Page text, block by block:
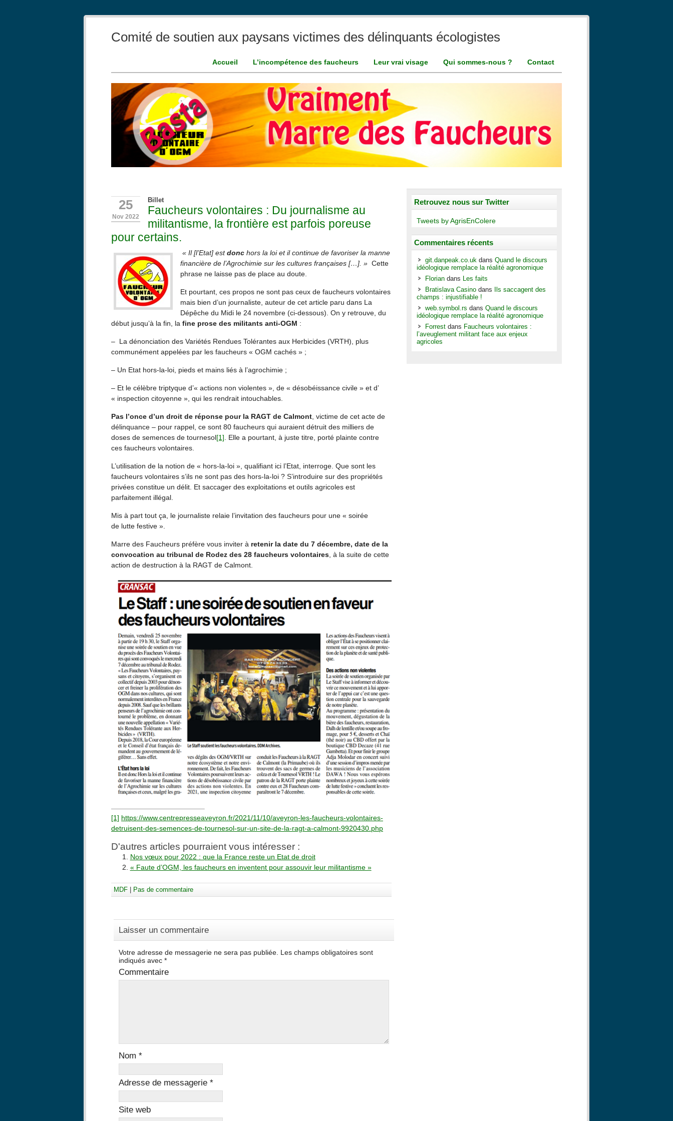
Comité de soutien aux paysans victimes des délinquants écologistes
Accueil L’incompétence des faucheurs Leur vrai visage Qui sommes-nous ? Contact
25
Nov 2022
Billet
Faucheurs volontaires : Du journalisme au
militantisme, la frontière est parfois poreuse
pour certains.
« Il [l’Etat] estdonc hors la loi et il continue de favoriser la manne
financière de l’Agrochimie sur les cultures françaises […]. » Cette
phrase ne laisse pas de place au doute.
Et pourtant, ces propos ne sont pas ceux de faucheurs volontaires
mais bien d’un journaliste, auteur de cet article paru dans La
Dépêche du Midi le 24 novembre (ci-dessous). On y retrouve, du
début jusqu’à la fin, la fine prose des militants anti-OGM :
– La dénonciation des Variétés Rendues Tolérantes aux Herbicides (VRTH), plus
communément appelées par les faucheurs « OGM cachés » ;
– Un Etat hors-la-loi, pieds et mains liés à l’agrochimie ;
– Et le célèbre triptyque d’« actions non violentes », de « désobéissance civile » et d’
« inspection citoyenne », qui les rendrait intouchables.
Pas l’once d’un droit de réponse pour la RAGT de Calmont , victime de cet acte de
délinquance – pour rappel, ce sont 80 faucheurs qui auraient détruit des milliers de
doses de semences de tournesol[1] . Elle a pourtant, à juste titre, porté plainte contre
ces faucheurs volontaires.
L’utilisation de la notion de « hors-la-loi », qualifiant ici l’Etat, interroge. Que sont les
faucheurs volontaires s’ils ne sont pas des hors-la-loi ? S’introduire sur des propriétés
privées constitue un délit. Et saccager des exploitations et outils agricoles est
parfaitement illégal.
Mis à part tout ça, le journaliste relaie l’invitation des faucheurs pour une « soirée
de lutte festive ».
Marre des Faucheurs préfère vous inviter à retenir la date du 7 décembre, date de la
convocation au tribunal de Rodez des 28 faucheurs volontaires , à la suite de cette
action de destruction à la RAGT de Calmont.
[1] https://www.centrepresseaveyron.fr/2021/11/10/aveyron-les-faucheurs-volontaires-
detruisent-des-semences-de-tournesol-sur-un-site-de-la-ragt-a-calmont-9920430.php
D'autres articles pourraient vous intéresser :
Nos vœux pour 2022 : que la France reste un Etat de droit
« Faute d’OGM, les faucheurs en inventent pour assouvir leur militantisme »
MDF | Pas de commentaire
Laisser un commentaire
Votre adresse de messagerie ne sera pas publiée. Les champs obligatoires sont
indiqués avec *
Commentaire
Nom *
Adresse de messagerie *
Site web
Retrouvez nous sur Twitter
Tweets by AgrisEnColere
Commentaires récents
git.danpeak.co.uk dans Quand le discours
idéologique remplace la réalité agronomique
Florian dans Les faits
Bratislava Casino dans
Ils saccagent des
champs : injustifiable !
web.symbol.rs dans Quand le discours
idéologique remplace la réalité agronomique
Forrest dans Faucheurs volontaires :
l’aveuglement militant face aux enjeux
agricoles